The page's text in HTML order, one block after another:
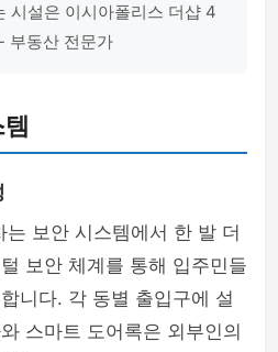
시설은 이시아폴리스 더샵 4
부동산 전문가
보안 시스템에서 한 발 더
보안 체계를 통해 입주민들
니다. 각 동별 출입구에 설
스마트 도어록은 외부인의